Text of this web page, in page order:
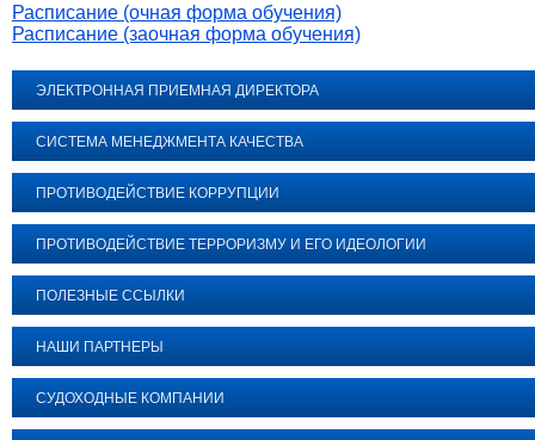
Расписание (очная форма обучения)
Расписание (заочная форма обучения)
ЭЛЕКТРОННАЯ ПРИЕМНАЯ ДИРЕКТОРА
СИСТЕМА МЕНЕДЖМЕНТА КАЧЕСТВА
ПРОТИВОДЕЙСТВИЕ КОРРУПЦИИ
ПРОТИВОДЕЙСТВИЕ ТЕРРОРИЗМУ И ЕГО ИДЕОЛОГИИ
ПОЛЕЗНЫЕ ССЫЛКИ
НАШИ ПАРТНЕРЫ
СУДОХОДНЫЕ КОМПАНИИ